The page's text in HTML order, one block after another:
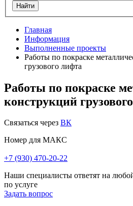
Найти
Главная
Информация
Выполненные проекты
Работы по покраске
грузового лифта
Работы по покраске
конструкций
Связаться через ВК
Номер для МАКС
+7 (930) 470-20-22
Наши специалисты ответят на
по услуге
Задать вопрос